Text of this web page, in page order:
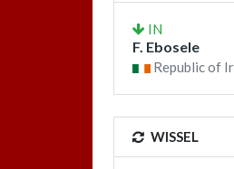
IN
F. Ebosele
Republic of
WISSEL